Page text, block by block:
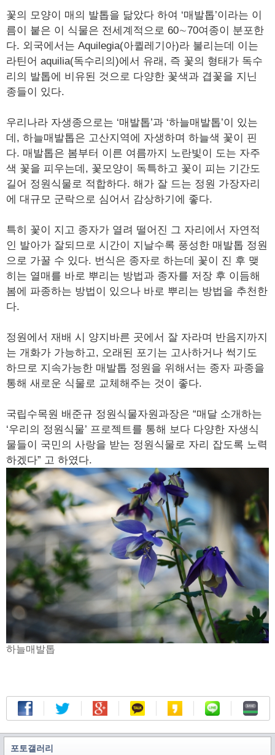
꽃의 모양이 매의 발톱을 닮았다 하여 ‘매발톱’이라는 이
름이 붙은 이 식물은 전세계적으로 60∼70여종이 분포한
다. 외국에서는 Aquilegia(아퀼레기아)라 불리는데 이는
라틴어 aquilia(독수리의)에서 유래, 즉 꽃의 형태가 독수
리의 발톱에 비유된 것으로 다양한 꽃색과 겹꽃을 지닌
종들이 있다.
우리나라 자생종으로는 ‘매발톱’과 ‘하늘매발톱’이 있는
데, 하늘매발톱은 고산지역에 자생하며 하늘색 꽃이 핀
다. 매발톱은 봄부터 이른 여름까지 노란빛이 도는 자주
색 꽃을 피우는데, 꽃모양이 독특하고 꽃이 피는 기간도
길어 정원식물로 적합하다. 해가 잘 드는 정원 가장자리
에 대규모 군락으로 심어서 감상하기에 좋다.
특히 꽃이 지고 종자가 열려 떨어진 그 자리에서 자연적
인 발아가 잘되므로 시간이 지날수록 풍성한 매발톱 정원
으로 가꿀 수 있다. 번식은 종자로 하는데 꽃이 진 후 맺
히는 열매를 바로 뿌리는 방법과 종자를 저장 후 이듬해
봄에 파종하는 방법이 있으나 바로 뿌리는 방법을 추천한
다.
정원에서 재배 시 양지바른 곳에서 잘 자라며 반음지까지
는 개화가 가능하고, 오래된 포기는 고사하거나 썩기도
하므로 지속가능한 매발톱 정원을 위해서는 종자 파종을
통해 새로운 식물로 교체해주는 것이 좋다.
국립수목원 배준규 정원식물자원과장은 “매달 소개하는
‘우리의 정원식물’ 프로젝트를 통해 보다 다양한 자생식
물들이 국민의 사랑을 받는 정원식물로 자리 잡도록 노력
하겠다” 고 하였다.
하늘매발톱
포토갤러리